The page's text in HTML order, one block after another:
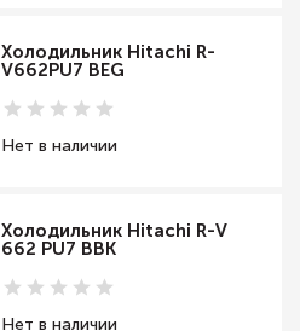
Холодильник Hitachi R-
V662PU7 BEG
Нет в наличии
Холодильник Hitachi R-V
662 PU7 BBK
Нет в наличии